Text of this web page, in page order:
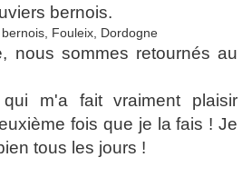
bernois.
nous sommes retournés au
m'a fait vraiment plaisir
fois que je la fais ! Je
tous les jours !